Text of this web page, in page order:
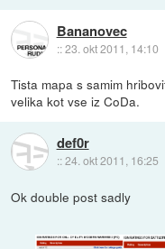
Bananovec
::23. okt 2011, 14:10
Tista mapa s samim
velika kot vse iz CoDa.
def0r
::24. okt 2011, 16:25
Ok double post sadly